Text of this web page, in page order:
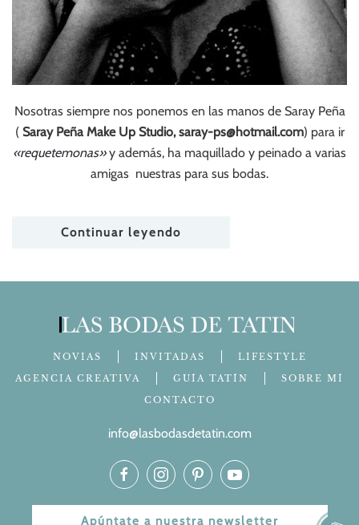
Nosotras siempre nos ponemos en las manos de Saray Peña
( Saray Peña Make Up Studio,saray-ps@hotmail.com) para ir
«requetemonas»y además, ha maquillado y peinado a varias
amigas nuestras para sus bodas.
Continuar leyendo
NOVIAS INVITADAS
LIFESTYLE
AGENCIA CREATIVA
GUÍA TATÍN
SOBRE MÍ
CONTACTO
info@lasbodasdetatin.com
Apúntate a nuestra newsletter